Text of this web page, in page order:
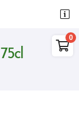

